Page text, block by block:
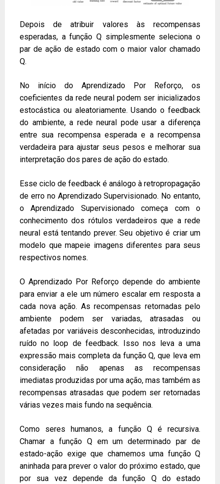
Depois de atribuir valores às recompensas
esperadas, a função Q simplesmente seleciona o
par de ação de estado com o maior valor chamado
Q.
No início do Aprendizado Por Reforço, os
coeficientes da rede neural podem ser inicializados
estocástica ou aleatoriamente. Usando o feedback
do ambiente, a rede neural pode usar a diferença
entre sua recompensa esperada e a recompensa
verdadeira para ajustar seus pesos e melhorar sua
interpretação dos pares de ação do estado.
Esse ciclo de feedback é análogo à retropropagação
de erro no Aprendizado Supervisionado. No entanto,
o Aprendizado Supervisionado começa com o
conhecimento dos rótulos verdadeiros que a rede
neural está tentando prever. Seu objetivo é criar um
modelo que mapeie imagens diferentes para seus
respectivos nomes.
O Aprendizado Por Reforço depende do ambiente
para enviar a ele um número escalar em resposta a
cada nova ação. As recompensas retornadas pelo
ambiente podem ser variadas, atrasadas ou
afetadas por variáveis ​​desconhecidas, introduzindo
ruído no loop de feedback. Isso nos leva a uma
expressão mais completa da função Q, que leva em
consideração não apenas as recompensas
imediatas produzidas por uma ação, mas também as
recompensas atrasadas que podem ser retornadas
várias vezes mais fundo na sequência.
Como seres humanos, a função Q é recursiva.
Chamar a função Q em um determinado par de
estado-ação exige que chamemos uma função Q
aninhada para prever o valor do próximo estado, que
por sua vez depende da função Q do estado